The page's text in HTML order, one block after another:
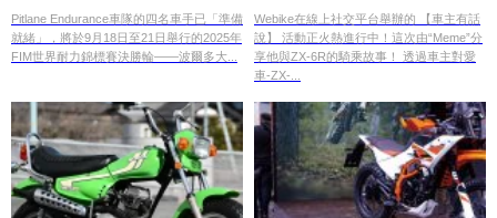
Pitlane Endurance車隊的四名車手已「準備
就緒」，將於9月18日至21日舉行的2025年
FIM世界耐力錦標賽決勝輪——波爾多大...
Webike在線上社交平台舉辦的 【車主有話
說】 活動正火熱進行中！這次由“Meme”分
享他與ZX-6R的騎乘故事！ 透過車主對愛
車-ZX-...